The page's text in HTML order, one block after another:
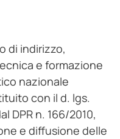
di indirizzo,
e formazione
nazionale
con il d. lgs.
DPR n. 166/2010,
e diffusione delle